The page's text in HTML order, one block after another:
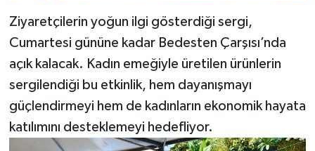
Ziyaretçilerin yoğun ilgi gösterdiği sergi,
Cumartesi gününe kadar Bedesten Çarşısı’nda
açık kalacak. Kadın emeğiyle üretilen ürünlerin
sergilendiği bu etkinlik, hem dayanışmayı
güçlendirmeyi hem de kadınların ekonomik hayata
katılımını desteklemeyi hedefliyor.